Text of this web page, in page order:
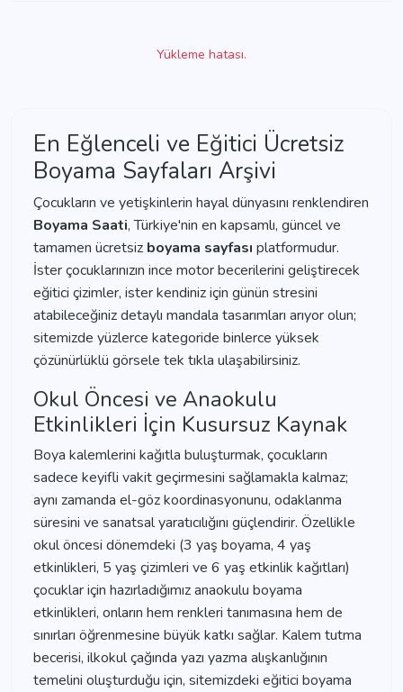
Yükleme hatası.
En Eğlenceli ve Eğitici Ücretsiz
Boyama Sayfaları Arşivi
Çocukların ve yetişkinlerin hayal dünyasını renklendiren
Boyama Saati, Türkiye'nin en kapsamlı, güncel ve
tamamen ücretsiz boyama sayfası platformudur.
İster çocuklarınızın ince motor becerilerini geliştirecek
eğitici çizimler, ister kendiniz için günün stresini
atabileceğiniz detaylı mandala tasarımları arıyor olun;
sitemizde yüzlerce kategoride binlerce yüksek
çözünürlüklü görsele tek tıkla ulaşabilirsiniz.
Okul Öncesi ve Anaokulu
Etkinlikleri İçin Kusursuz Kaynak
Boya kalemlerini kağıtla buluşturmak, çocukların
sadece keyifli vakit geçirmesini sağlamakla kalmaz;
aynı zamanda el-göz koordinasyonunu, odaklanma
süresini ve sanatsal yaratıcılığını güçlendirir. Özellikle
okul öncesi dönemdeki (3 yaş boyama, 4 yaş
etkinlikleri, 5 yaş çizimleri ve 6 yaş etkinlik kağıtları)
çocuklar için hazırladığımız anaokulu boyama
etkinlikleri, onların hem renkleri tanımasına hem de
sınırları öğrenmesine büyük katkı sağlar. Kalem tutma
becerisi, ilkokul çağında yazı yazma alışkanlığının
temelini oluşturduğu için, sitemizdeki eğitici boyama